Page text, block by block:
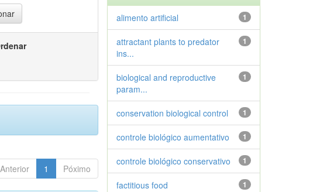
Anterior 1 Póximo
1
alimento artificial
1
attractant plants to predator
ins...
1
biological and reproductive
param...
1
conservation biological control
1
controle biológico aumentativo
1
controle biológico conservativo
1
factitious food